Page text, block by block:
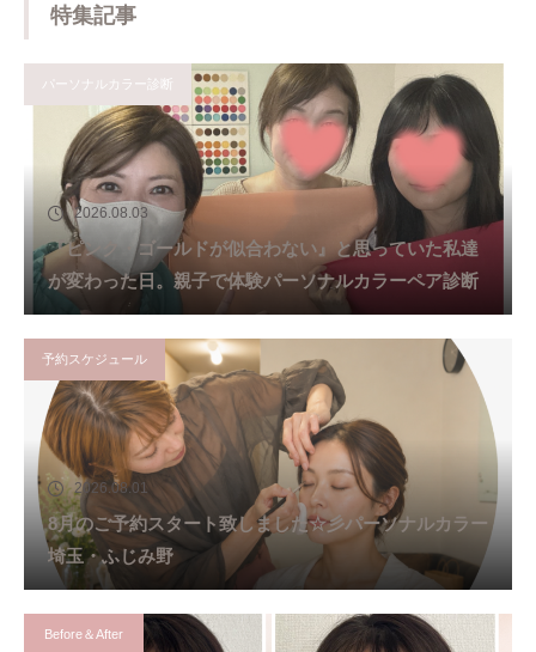
特集記事
パーソナルカラー診断
2026.08.03
『ピンク・ゴールドが似合わない』と思っていた私達
が変わった日。親子で体験パーソナルカラーペア診断
予約スケジュール
2026.08.01
8月のご予約スタート致しました☆彡パーソナルカラー
埼玉・ふじみ野
Before＆After